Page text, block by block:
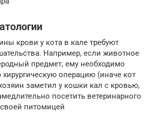
крови у кота в кале требуют
Например, если животное
предмет, ему необходимо
операцию (иначе кот
заметил у кошки кал с кровью,
посетить ветеринарного
питомицей